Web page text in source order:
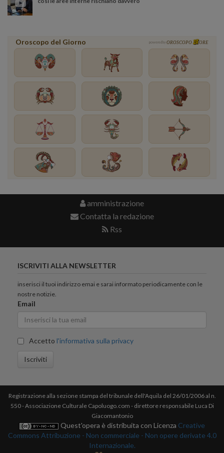
Oroscopo del Giorno powered by OROSCOPO ORE
amministrazione
Contatta la redazione
Rss
ISCRIVITI ALLA NEWSLETTER
inserisci il tuoi indirizzo emai e sarai informato periodicamente con le
nostre notizie.
Email
Accetto l'informativa sulla privacy
Iscriviti
Registrazione alla sezione stampa del tribunale dell'Aquila del 26/01/2006 al n.
550 - Associazione Culturale Capoluogo.com - direttore responsabile Luca Di
Giacomantonio
Quest'opera è distribuita con Licenza Creative
Commons Attribuzione - Non commerciale - Non opere derivate 4.0
Internazionale.